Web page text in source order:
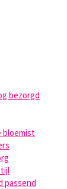
bezorgd
bloemist
passend